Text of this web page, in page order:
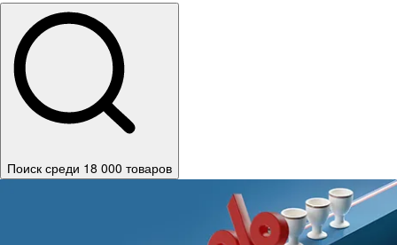
Поиск среди 18 000 товаров